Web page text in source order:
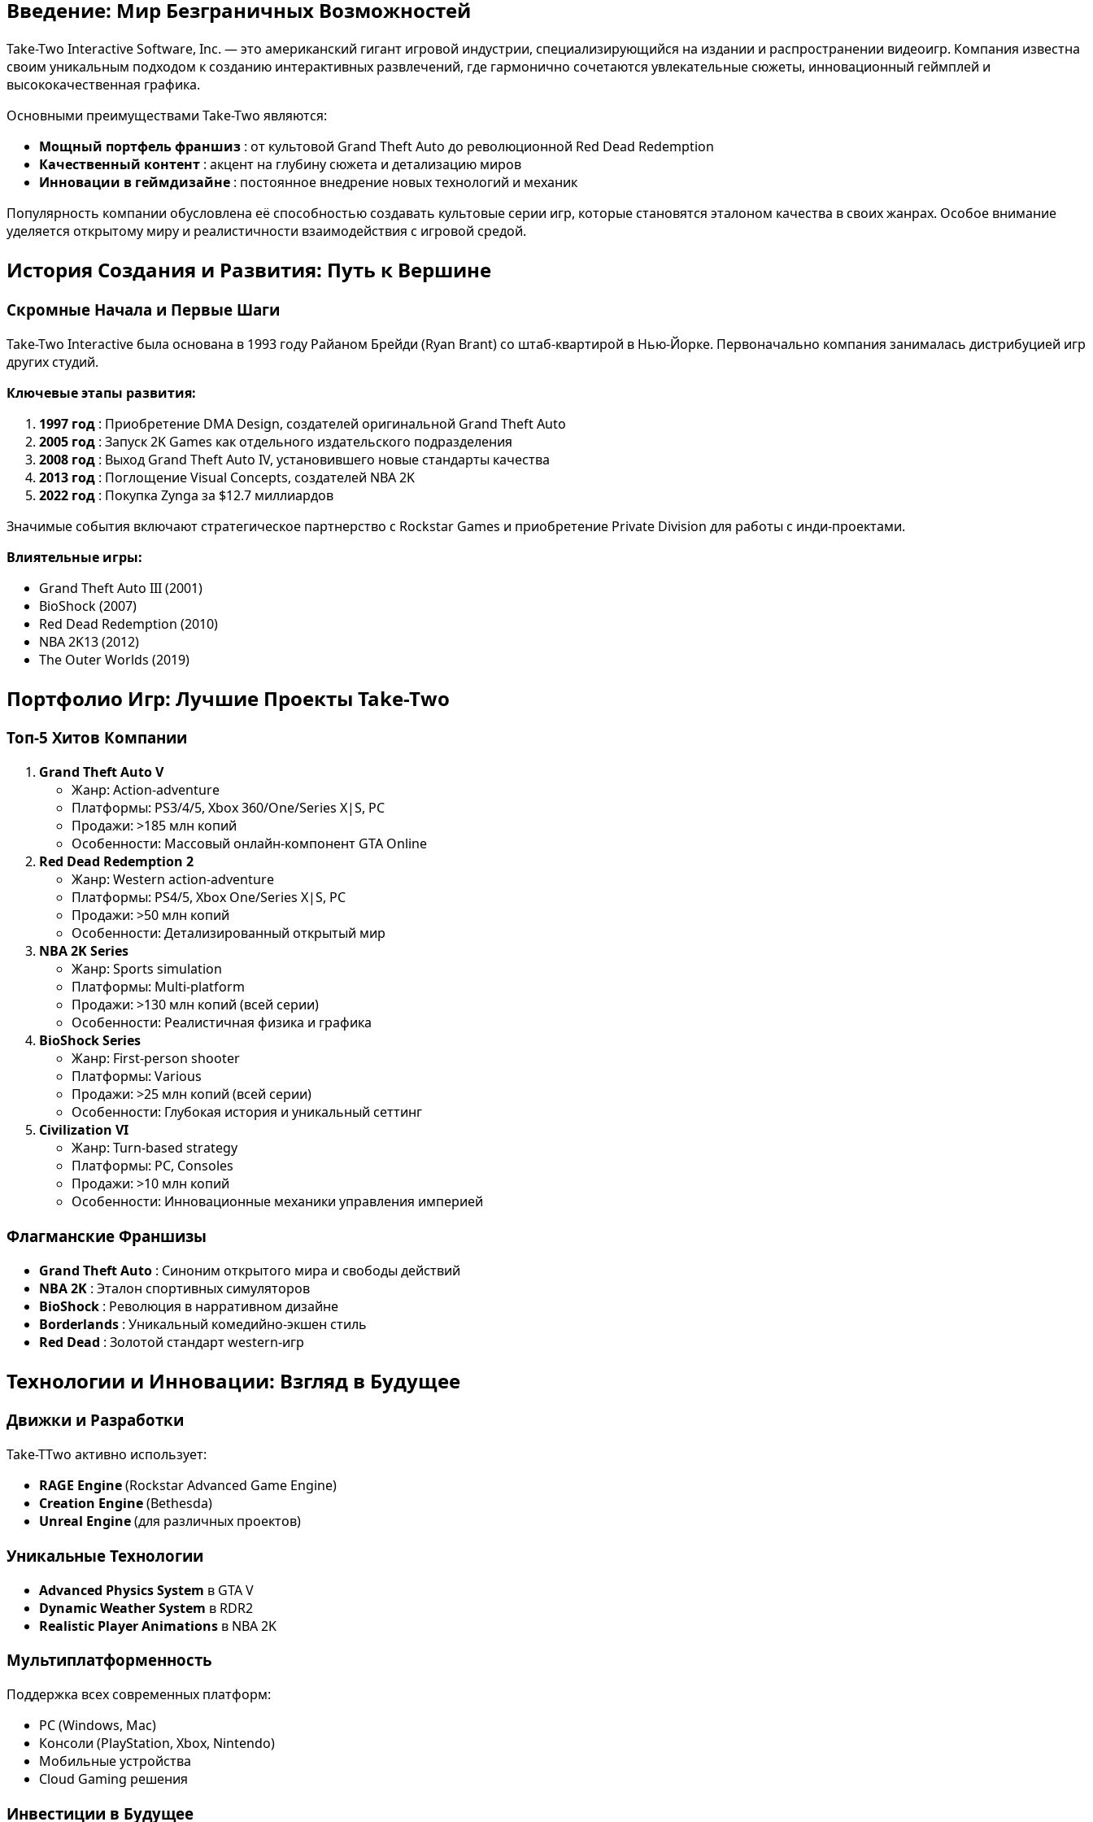
Введение: Мир Безграничных Возможностей
Take-Two Interactive Software, Inc. — это американский гигант игровой индустрии, специализирующийся на издании и распространении видеоигр. Компания известна
своим уникальным подходом к созданию интерактивных развлечений, где гармонично сочетаются увлекательные сюжеты, инновационный геймплей и
высококачественная графика.
Основными преимуществами Take-Two являются:
Мощный портфель франшиз : от культовой Grand Theft Auto до революционной Red Dead Redemption
Качественный контент : акцент на глубину сюжета и детализацию миров
Инновации в геймдизайне : постоянное внедрение новых технологий и механик
Популярность компании обусловлена её способностью создавать культовые серии игр, которые становятся эталоном качества в своих жанрах. Особое внимание
уделяется открытому миру и реалистичности взаимодействия с игровой средой.
История Создания и Развития: Путь к Вершине
Скромные Начала и Первые Шаги
Take-Two Interactive была основана в 1993 году Райаном Брейди (Ryan Brant) со штаб-квартирой в Нью-Йорке. Первоначально компания занималась дистрибуцией игр
других студий.
Ключевые этапы развития:
1997 год : Приобретение DMA Design, создателей оригинальной Grand Theft Auto
2005 год : Запуск 2K Games как отдельного издательского подразделения
2008 год : Выход Grand Theft Auto IV, установившего новые стандарты качества
2013 год : Поглощение Visual Concepts, создателей NBA 2K
2022 год : Покупка Zynga за $12.7 миллиардов
Значимые события включают стратегическое партнерство с Rockstar Games и приобретение Private Division для работы с инди-проектами.
Влиятельные игры:
Grand Theft Auto III (2001)
BioShock (2007)
Red Dead Redemption (2010)
NBA 2K13 (2012)
The Outer Worlds (2019)
Портфолио Игр: Лучшие Проекты Take-Two
Топ-5 Хитов Компании
Grand Theft Auto V
Жанр: Action-adventure
Платформы: PS3/4/5, Xbox 360/One/Series X|S, PC
Продажи: >185 млн копий
Особенности: Массовый онлайн-компонент GTA Online
Red Dead Redemption 2
Жанр: Western action-adventure
Платформы: PS4/5, Xbox One/Series X|S, PC
Продажи: >50 млн копий
Особенности: Детализированный открытый мир
NBA 2K Series
Жанр: Sports simulation
Платформы: Multi-platform
Продажи: >130 млн копий (всей серии)
Особенности: Реалистичная физика и графика
BioShock Series
Жанр: First-person shooter
Платформы: Various
Продажи: >25 млн копий (всей серии)
Особенности: Глубокая история и уникальный сеттинг
Civilization VI
Жанр: Turn-based strategy
Платформы: PC, Consoles
Продажи: >10 млн копий
Особенности: Инновационные механики управления империей
Флагманские Франшизы
Grand Theft Auto : Синоним открытого мира и свободы действий
NBA 2K : Эталон спортивных симуляторов
BioShock : Революция в нарративном дизайне
Borderlands : Уникальный комедийно-экшен стиль
Red Dead : Золотой стандарт western-игр
Технологии и Инновации: Взгляд в Будущее
Движки и Разработки
Take-TTwo активно использует:
RAGE Engine(Rockstar Advanced Game Engine)
Creation Engine(Bethesda)
Unreal Engine(для различных проектов)
Уникальные Технологии
Advanced Physics System в GTA V
Dynamic Weather System в RDR2
Realistic Player Animations в NBA 2K
Мультиплатформенность
Поддержка всех современных платформ:
PC (Windows, Mac)
Консоли (PlayStation, Xbox, Nintendo)
Мобильные устройства
Cloud Gaming решения
Инвестиции в Будущее